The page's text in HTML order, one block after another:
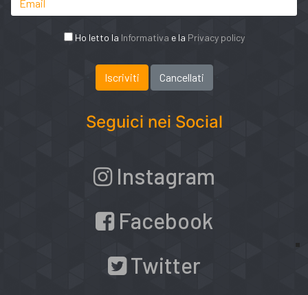
Ho letto la Informativa e la Privacy policy
Seguici nei Social
Instagram
Facebook
Twitter